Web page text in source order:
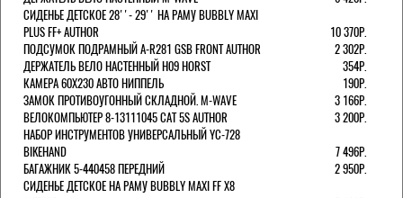
СИДЕНЬЕ ДЕТСКОЕ 28''- 29'' НА РАМУ BUBBLY MAXI
PLUS FF+ AUTHOR
10 370Р.
ПОДСУМОК ПОДРАМНЫЙ A-R281 GSB FRONT AUTHOR
2 302Р.
ДЕРЖАТЕЛЬ ВЕЛО НАСТЕННЫЙ H09 HORST
354Р.
КАМЕРА 60X230 АВТО НИППЕЛЬ
190Р.
ЗАМОК ПРОТИВОУГОННЫЙ СКЛАДНОЙ. M-WAVE
3 166Р.
ВЕЛОКОМПЬЮТЕР 8-13111045 CAT 5S AUTHOR
3 200Р.
НАБОР ИНСТРУМЕНТОВ УНИВЕРСАЛЬНЫЙ YC-728
BIKEHAND
7 496Р.
БАГАЖНИК 5-440458 ПЕРЕДНИЙ
2 950Р.
СИДЕНЬЕ ДЕТСКОЕ НА РАМУ BUBBLY MAXI FF X8